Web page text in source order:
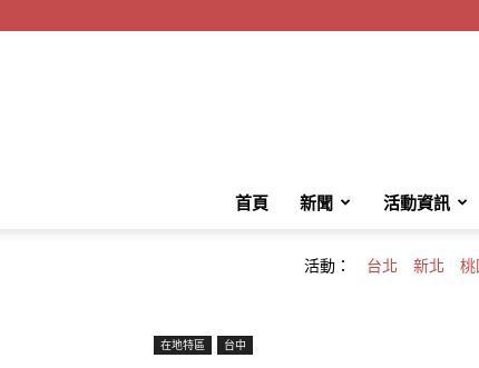
首頁 新聞 活動資訊
活動： 台北 新北 桃
在地特區 台中